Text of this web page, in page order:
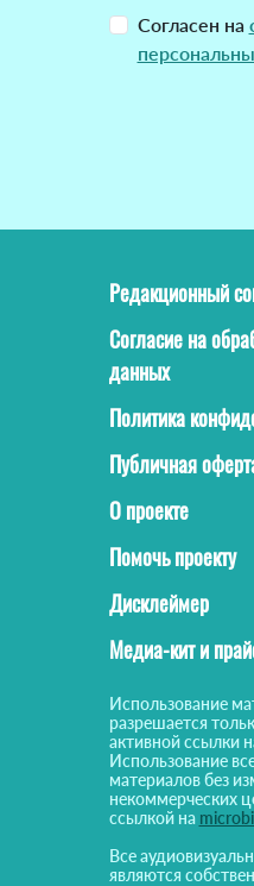
Согласен на
Редакционный
Согласие на
данных
Политика
Публичная
О проекте
Помочь проекту
Дисклеймер
Медиа-кит и
Использование
разрешается
активной ссылки
Использование
материалов без
некоммерческих
ссылкой на
Все
являются